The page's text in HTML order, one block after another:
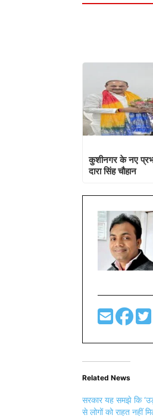
कुशीनगर के नए
दारा सिंह चौहान
Related News
सरकार यह समझे कि
से लोगों को राहत नहीं